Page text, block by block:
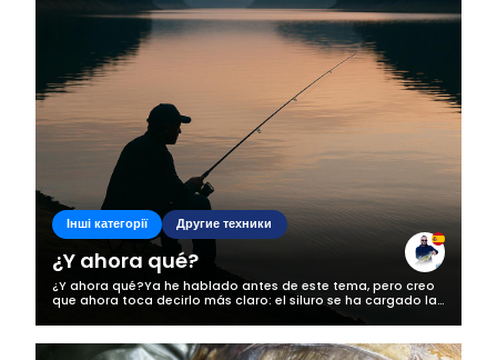
Інші категорії Другие техники
¿Y ahora qué?
¿Y ahora qué?Ya he hablado antes de este tema, pero creo
que ahora toca decirlo más claro: el siluro se ha cargado la
pesca en mi zona, y no estamos hablando de una
exageración. Esto ya no es una...